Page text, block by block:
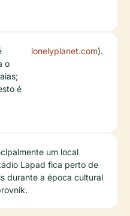
o
é
lonelyplanet.com).
um local
Lapad fica perto de
durante a época cultural